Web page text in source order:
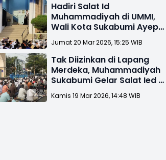
Hadiri Salat Id
Muhammadiyah di UMMI,
Wali Kota Sukabumi Ayep
Zaki Sampaikan Maaf
Jumat 20 Mar 2026, 15:25 WIB
Tak Diizinkan di Lapang
Merdeka, Muhammadiyah
Sukabumi Gelar Salat Ied di
2 Lokasi
Kamis 19 Mar 2026, 14:48 WIB